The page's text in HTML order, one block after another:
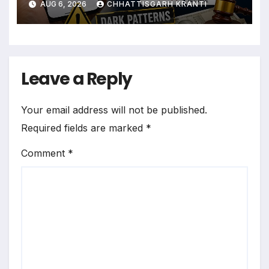
AUG 6, 2026 CHHATTISGARH KRANTI
Leave a Reply
Your email address will not be published.
Required fields are marked *
Comment *